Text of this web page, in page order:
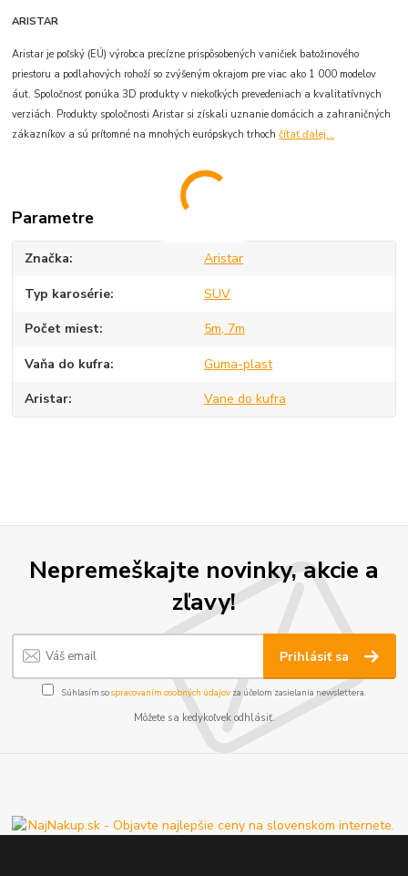
ARISTAR
Aristar je poľský (EÚ) výrobca precízne prispôsobených vaničiek batožinového
priestoru a podlahových rohoží so zvýšeným okrajom pre viac ako 1 000 modelov
áut. Spoločnosť ponúka 3D produkty v niekoľkých prevedeniach a kvalitatívnych
verziách. Produkty spoločnosti Aristar si získali uznanie domácich a zahraničných
zákazníkov a sú prítomné na mnohých európskych trhochčítať ďalej...
Parametre
Značka Aristar
Typ karosérie SUV
Počet miest 5m, 7m
Vaňa do kufra Guma-plast
Aristar Vane do kufra
Nepremeškajte novinky, akcie a
zľavy!
Prihlásiť sa
Súhlasím sospracovaním osobných údajov za účelom zasielania newslettera.
Môžete sa kedykoľvek odhlásiť.